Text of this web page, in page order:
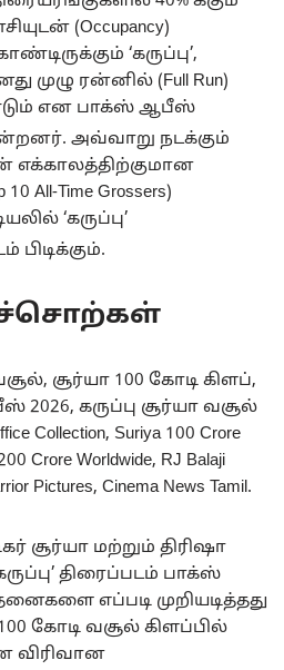
(Occupancy)
‘கருப்பு’,
முழு ரன்னில் (Full Run)
என பாக்ஸ் ஆபீஸ்
அவ்வாறு நடக்கும்
எக்காலத்திற்குமான
All-Time Grossers)
‘கருப்பு’
பிடிக்கும்.
சூர்யா 100 கோடி கிளப்,
2026, கருப்பு சூர்யா வசூல்
Collection, Suriya 100 Crore
Crore Worldwide, RJ Balaji
Pictures, Cinema News Tamil.
சூர்யா மற்றும் திரிஷா
திரைப்படம் பாக்ஸ்
எப்படி முறியடித்தது
கோடி வசூல் கிளப்பில்
விரிவான